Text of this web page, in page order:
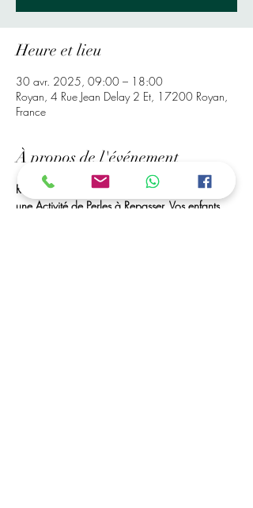
Heure et lieu
30 avr. 2025, 09:00 – 18:00
Royan, 4 Rue Jean Delay 2 Et, 17200 Royan,
France
À propos de l'événement
Rendez-Vous à Mr bricolage de Royan, Pour
une Activité de Perles à Repasser. Vos enfants